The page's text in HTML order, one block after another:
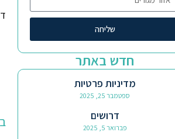
שליחה
חדש באתר
מדיניות פרטיות
ספטמבר 25, 2025
דרושים
פברואר 5, 2025